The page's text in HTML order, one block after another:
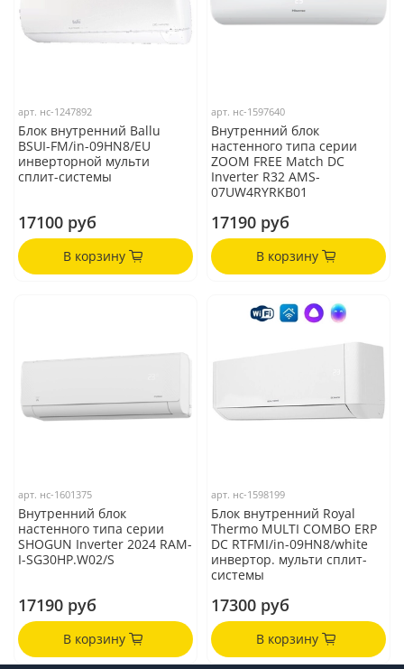
арт. нс-1247892
Блок внутренний Ballu
BSUI-FM/in-09HN8/EU
инверторной мульти
сплит-системы
17100 руб
В корзину
арт. нс-1597640
Внутренний блок
настенного типа серии
ZOOM FREE Match DC
Inverter R32 AMS-
07UW4RYRKB01
17190 руб
В корзину
арт. нс-1601375
Внутренний блок
настенного типа серии
SHOGUN Inverter 2024 RAM-
I-SG30HP.W02/S
17190 руб
В корзину
арт. нс-1598199
Блок внутренний Royal
Thermo MULTI COMBO ERP
DC RTFMI/in-09HN8/white
инвертор. мульти сплит-
системы
17300 руб
В корзину